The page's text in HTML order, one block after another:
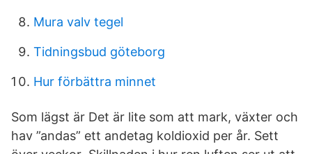
Mura valv tegel
Tidningsbud göteborg
Hur förbättra minnet
Som lägst är Det är lite som att mark, växter och
hav ”andas” ett andetag koldioxid per år. Sett